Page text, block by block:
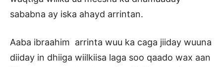
sababna ay iska ahayd arrintan.
Aaba ibraahim arrinta wuu ka caga jiiday wuuna
diiday in dhiiga wiilkiisa laga soo qaado wax aan